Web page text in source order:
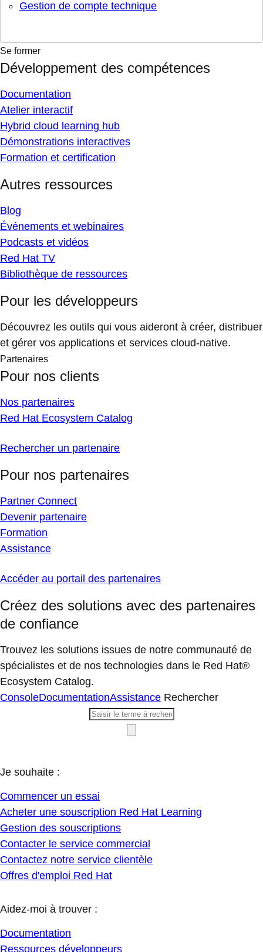
Gestion de compte technique
Se former
Développement des compétences
Documentation
Atelier interactif
Hybrid cloud learning hub
Démonstrations interactives
Formation et certification
Autres ressources
Blog
Événements et webinaires
Podcasts et vidéos
Red Hat TV
Bibliothèque de ressources
Pour les développeurs
Découvrez les outils qui vous aideront à créer, distribuer
et gérer vos applications et services cloud-native.
Partenaires
Pour nos clients
Nos partenaires
Red Hat Ecosystem Catalog
Rechercher un partenaire
Pour nos partenaires
Partner Connect
Devenir partenaire
Formation
Assistance
Accéder au portail des partenaires
Créez des solutions avec des partenaires
de confiance
Trouvez les solutions issues de notre communauté de
spécialistes et de nos technologies dans le Red Hat®
Ecosystem Catalog.
ConsoleDocumentationAssistance Rechercher
Je souhaite :
Commencer un essai
Acheter une souscription Red Hat Learning
Gestion des souscriptions
Contacter le service commercial
Contactez notre service clientèle
Offres d'emploi Red Hat
Aidez-moi à trouver :
Documentation
Ressources développeurs